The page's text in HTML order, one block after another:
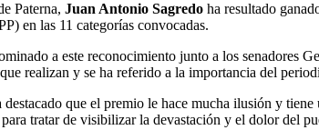
Paterna, Juan Antonio Sagredo ha resultado
en las 11 categorías convocadas.
a este reconocimiento junto a los
realizan y se ha referido a la importancia del
que el premio le hace mucha ilusión y
tratar de visibilizar la devastación y el dolor del